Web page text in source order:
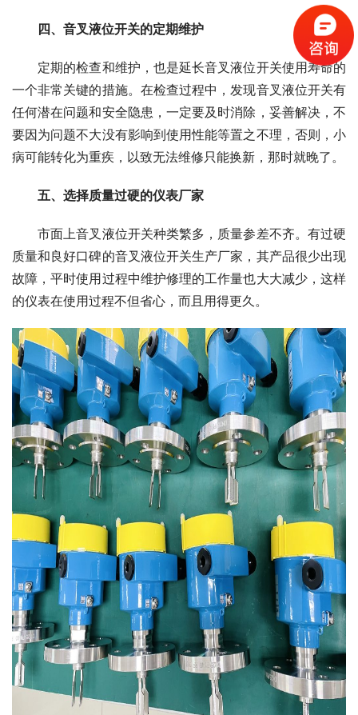
四、音叉液位开关的定期维护
定期的检查和维护，也是延长音叉液位开关使用寿命的
一个非常关键的措施。在检查过程中，发现音叉液位开关有
任何潜在问题和安全隐患，一定要及时消除，妥善解决，不
要因为问题不大没有影响到使用性能等置之不理，否则，小
病可能转化为重疾，以致无法维修只能换新，那时就晚了。
五、选择质量过硬的仪表厂家
市面上音叉液位开关种类繁多，质量参差不齐。有过硬
质量和良好口碑的音叉液位开关生产厂家，其产品很少出现
故障，平时使用过程中维护修理的工作量也大大减少，这样
的仪表在使用过程不但省心，而且用得更久。